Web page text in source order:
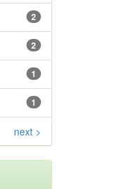
2
2
1
1
next >